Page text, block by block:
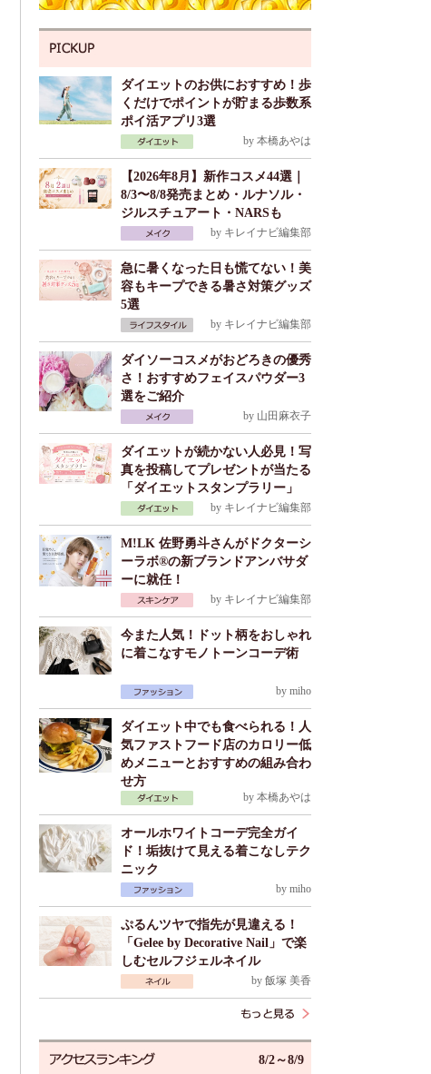
ダイエットのお供におすすめ！歩
くだけでポイントが貯まる歩数系
ポイ活アプリ3選
by 本橋あやは
【2026年8月】新作コスメ44選｜
8/3〜8/8発売まとめ・ルナソル・
ジルスチュアート・NARSも
by キレイナビ編集部
急に暑くなった日も慌てない！美
容もキープできる暑さ対策グッズ
5選
by キレイナビ編集部
ダイソーコスメがおどろきの優秀
さ！おすすめフェイスパウダー3
選をご紹介
by 山田麻衣子
ダイエットが続かない人必見！写
真を投稿してプレゼントが当たる
「ダイエットスタンプラリー」
by キレイナビ編集部
M!LK 佐野勇斗さんがドクターシ
ーラボ®の新ブランドアンバサダ
ーに就任！
by キレイナビ編集部
今また人気！ドット柄をおしゃれ
に着こなすモノトーンコーデ術
by miho
ダイエット中でも食べられる！人
気ファストフード店のカロリー低
めメニューとおすすめの組み合わ
せ方
by 本橋あやは
オールホワイトコーデ完全ガイ
ド！垢抜けて見える着こなしテク
ニック
by miho
ぷるんツヤで指先が見違える！
「Gelee by Decorative Nail」で楽
しむセルフジェルネイル
by 飯塚 美香
8/2～8/9